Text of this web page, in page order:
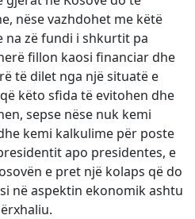
nëse vazhdohet me këtë
na zë fundi i shkurtit pa
fillon kaosi financiar dhe
të dilet nga një situatë e
këto sfida të evitohen dhe
sepse nëse nuk kemi
kemi kalkulime për poste
apo presidentes, e
e pret një kolaps që do
në aspektin ekonomik ashtu